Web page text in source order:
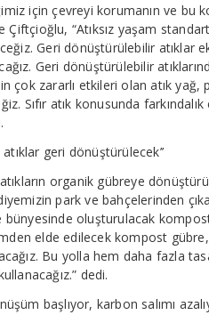
için çevreyi korumanın ve bu
Çiftçioğlu, “Atıksız yaşam
Geri dönüştürülebilir atıklar
Geri dönüştürülebilir
çok zararlı etkileri olan atık yağ,
Sıfır atık konusunda
atıklar geri dönüştürülecek’’
organik gübreye
park ve bahçelerinden
bünyesinde oluşturulacak
elde edilecek kompost gübre,
Bu yolla hem daha fazla
dedi.
başlıyor, karbon salımı